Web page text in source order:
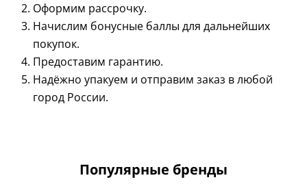
Оформим рассрочку.
Начислим бонусные баллы для дальнейших
покупок.
Предоставим гарантию.
Надёжно упакуем и отправим заказ в любой
город России.
Популярные бренды